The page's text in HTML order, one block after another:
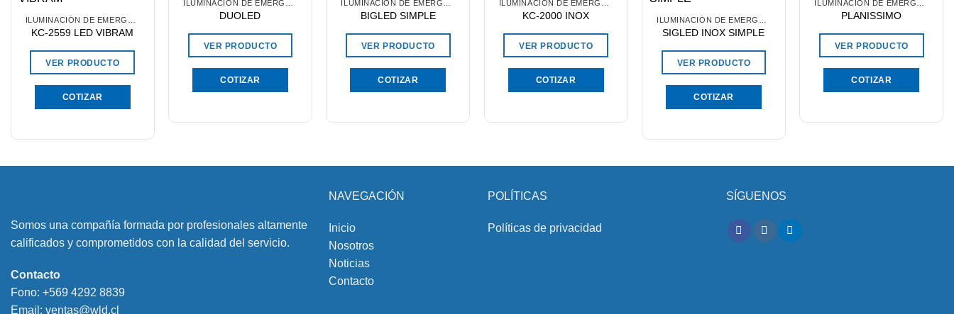
KC-2559 LED VIBRAM
VER PRODUCTO
COTIZAR
DUOLED
VER PRODUCTO
COTIZAR
BIGLED SIMPLE
VER PRODUCTO
COTIZAR
KC-2000 INOX
VER PRODUCTO
COTIZAR
SIGLED INOX SIMPLE
VER PRODUCTO
COTIZAR
PLANISSIMO
VER PRODUCTO
COTIZAR
Somos una compañía formada por profesionales altamente
calificados y comprometidos con la calidad del servicio.
Contacto
Fono: +569 4292 8839
Email: ventas@wld.cl
NAVEGACIÓN
Inicio
Nosotros
Noticias
Contacto
POLÍTICAS
Políticas de privacidad
SÍGUENOS